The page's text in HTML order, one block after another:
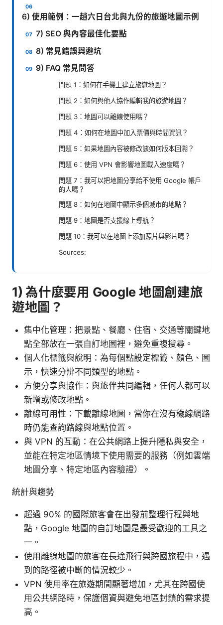
6) 使用範例：一趟六日台北與九份的旅遊地圖示例
7) SEO 與內容最佳化要點
8) 常見錯誤與避坑
9) FAQ 常見問答
問題 1：如何在手機上建立旅遊地圖？
問題 2：如何與他人協作編輯我的旅遊地圖？
問題 3：地圖可以離線使用嗎？
問題 4：如何在地圖中加入票價與時間資訊？
問題 5：如果地圖內容被修改該如何版本回溯？
問題 6：使用 VPN 會影響地圖載入速度嗎？
問題 7：我可以把地圖分享給不使用 Google 帳戶
的人嗎？
問題 8：如何在地圖中顯示多個城市的地點？
問題 9：地圖是否支援線上導航？
問題 10：我可以在地圖上添加照片與影片嗎？
Sources:
1) 為什麼要用 Google 地圖創建旅
遊地圖？
集中化管理：把景點、餐廳、住宿、交通等關鍵地
點全部放在一張自訂地圖裡，避免重複搜尋。
個人化標籤與說明：為每個點設定標籤、顏色、圖
示，快速分辨不同類型的地點。
方便分享與協作：與旅伴共同編輯，任何人都可以
新增或修改地點。
離線可用性：下載離線地圖，當你在沒有穢線網路
時仍能查詢路線與地點位置。
與 VPN 的互動：在公共網路上提升隱私與安全，
並能在特定地區情境下使用需要的服務（例如雲端
地圖分享、特定地區內容驗證）。
統計與趨勢
超過 90% 的國際旅客會在出發前整理行程與地
點，Google 地圖的自訂地圖是最受歡迎的工具之
一。
使用離線地圖的旅客在長途飛行與跨國旅程中，遇
到的路徑被中斷的情況較少。
VPN 使用率在旅遊期間顯著增加，尤其在跨國使
用公共網路時，保護個資與避免地區封鎖的需求提
高。